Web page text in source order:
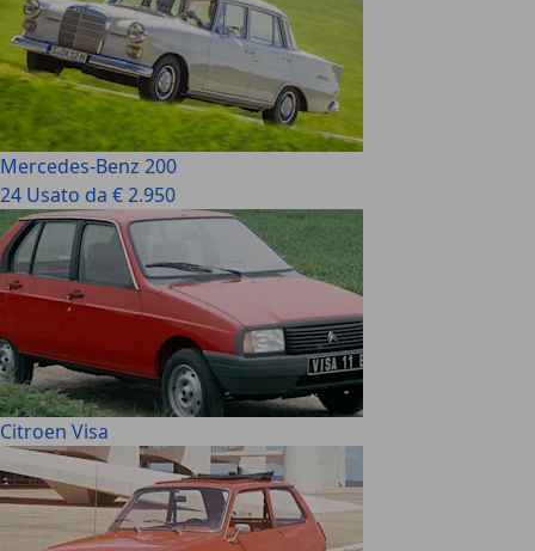
Mercedes-Benz 200
24 Usato da € 2.950
Citroen Visa